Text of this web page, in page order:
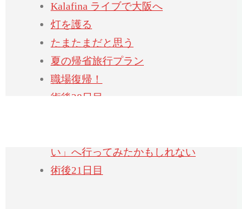
Kalafina ライブで大阪へ
灯を護る
たまたまだと思う
夏の帰省旅行プラン
職場復帰！
術後28日目
い」へ行ってみたかもしれない
術後21日目